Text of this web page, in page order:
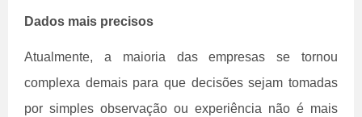
Dados mais precisos
Atualmente, a maioria das empresas se tornou
complexa demais para que decisões sejam tomadas
por simples observação ou experiência não é mais